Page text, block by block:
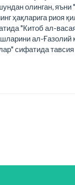
олинган, яъни
ҳақларига риоя
"Китоб ал-
ал-Ғазолий
сифатида тавсия